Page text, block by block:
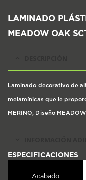
LAMINADO
MEADOW OAK
Laminado decorativo de
melamínicas que le
MERINO, Diseño
Acabado